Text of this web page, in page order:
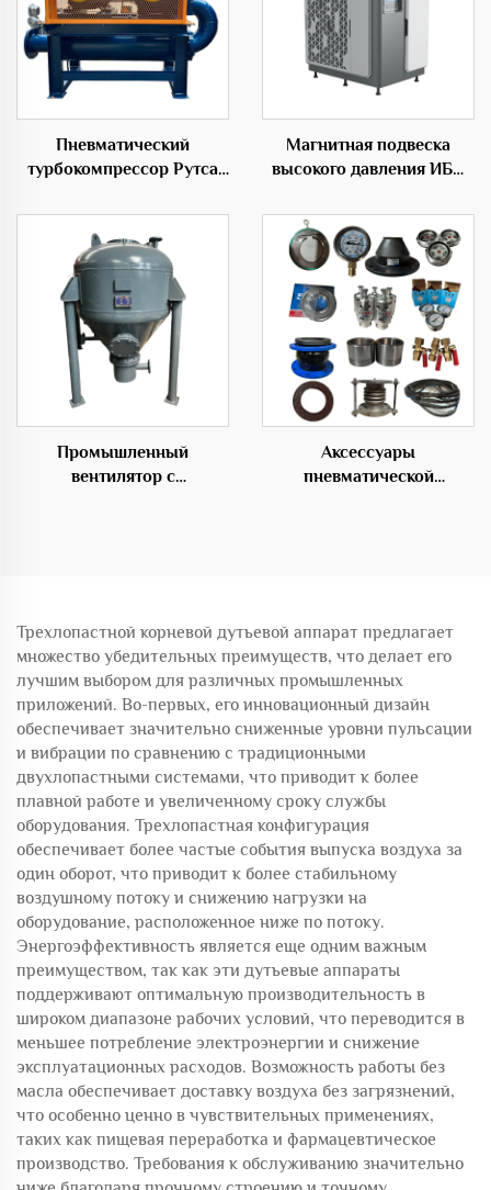
Пневматический
турбокомпрессор Рутса
Магнитная подвеска
высокого давления ИБП
Промышленный
вентилятор с
Аксессуары
пневматической
Трехлопастной корневой дутьевой аппарат предлагает
множество убедительных преимуществ, что делает его
лучшим выбором для различных промышленных
приложений. Во-первых, его инновационный дизайн
обеспечивает значительно сниженные уровни пульсации
и вибрации по сравнению с традиционными
двухлопастными системами, что приводит к более
плавной работе и увеличенному сроку службы
оборудования. Трехлопастная конфигурация
обеспечивает более частые события выпуска воздуха за
один оборот, что приводит к более стабильному
воздушному потоку и снижению нагрузки на
оборудование, расположенное ниже по потоку.
Энергоэффективность является еще одним важным
преимуществом, так как эти дутьевые аппараты
поддерживают оптимальную производительность в
широком диапазоне рабочих условий, что переводится в
меньшее потребление электроэнергии и снижение
эксплуатационных расходов. Возможность работы без
масла обеспечивает доставку воздуха без загрязнений,
что особенно ценно в чувствительных применениях,
таких как пищевая переработка и фармацевтическое
производство. Требования к обслуживанию значительно